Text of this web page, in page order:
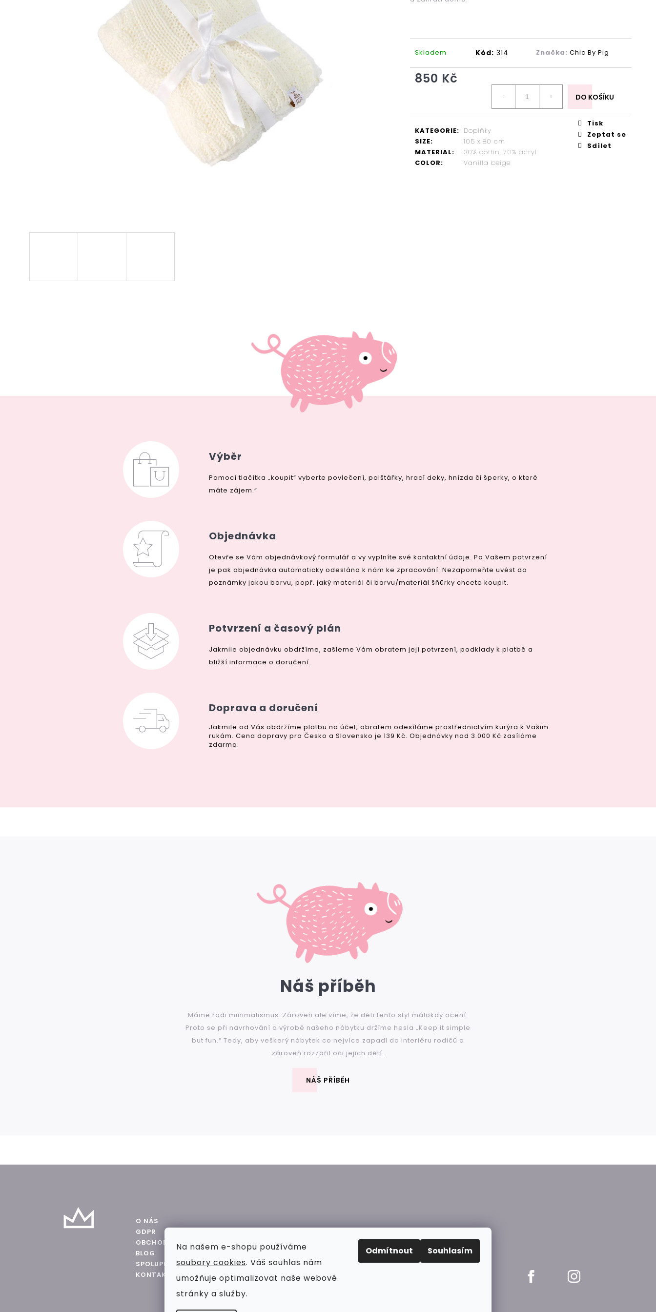
Na našem e-shopu používáme
soubory cookies. Váš souhlas nám
umožňuje optimalizovat naše webové
stránky a služby.
Odmítnout Souhlasím
Skladem Kód: 314 Značka: Chic By Pig
850 Kč
DO KOŠÍKU
KATEGORIE: Doplňky
SIZE:
105 x 80 cm
MATERIAL:
30% cottin, 70% acryl
COLOR: Vanilla beige
Tisk
Zeptat se
Sdílet
Výběr
Pomocí tlačítka „koupit“ vyberte povlečení, polštářky, hrací deky, hnízda či šperky, o které
máte zájem.“
Objednávka
Otevře se Vám objednávkový formulář a vy vyplníte své kontaktní údaje. Po Vašem potvrzení
je pak objednávka automaticky odeslána k nám ke zpracování. Nezapomeňte uvést do
poznámky jakou barvu, popř. jaký materiál či barvu/materiál šňůrky chcete koupit.
Potvrzení a časový plán
Jakmile objednávku obdržíme, zašleme Vám obratem její potvrzení, podklady k platbě a
bližší informace o doručení.
Doprava a doručení
Jakmile od Vás obdržíme platbu na účet, obratem odesíláme prostřednictvím kurýra k Vašim
rukám. Cena dopravy pro Česko a Slovensko je 139 Kč. Objednávky nad 3.000 Kč zasíláme
zdarma.
Doporučujeme
Následující
KOMODA MIKI
16 700 Kč
Náš příběh
Máme rádi minimalismus. Zároveň ale víme, že děti tento styl málokdy ocení.
Proto se při navrhování a výrobě našeho nábytku držíme hesla „Keep it simple
but fun.“ Tedy, aby veškerý nábytek co nejvíce zapadl do interiéru rodičů a
zároveň rozzářil oči jejich dětí.
NÁŠ PŘÍBĚH
Z
O NÁS
GDPR
OBCHODNÍ PODMÍNKY
BLOG
SPOLUPRÁCE
KONTAKT